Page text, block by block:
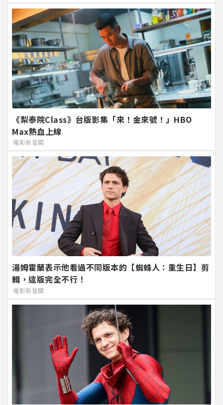
《梨泰院Class》台版影集「來！金來號！」HBO
Max熱血上線
電影新星聞
湯姆霍蘭表示他看過不同版本的【蜘蛛人：重生日】剪
輯，這版完全不行！
電影新星聞